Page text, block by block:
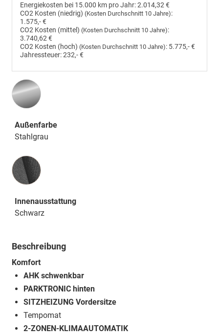
Energiekosten bei 15.000 km pro Jahr:2.014,32 €
CO2 Kosten (niedrig) (Kosten Durchschnitt 10 Jahre):
1.575,- €
CO2 Kosten (mittel) (Kosten Durchschnitt 10 Jahre):
3.740,62 €
CO2 Kosten (hoch) (Kosten Durchschnitt 10 Jahre): 5.775,- €
Jahressteuer:232,- €
Außenfarbe
Stahlgrau
Innenausstattung
Innenausstattung
Schwarz
Beschreibung
Komfort
AHK schwenkbar
PARKTRONIC hinten
SITZHEIZUNG Vordersitze
Tempomat
2-ZONEN-KLIMAAUTOMATIK